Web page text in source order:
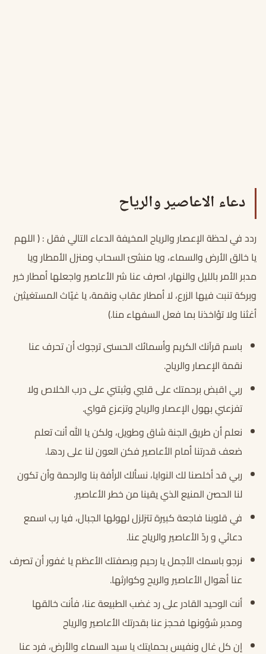
دعاء الاعاصير والرياح
ردد في لحظة الإعصار والرياح المخيفة الدعاء التالي فقل : ( اللهم
يا خالق الأرض والسماء، ويا منشئ السحاب ومنزل الأمطار ويا
مدبر الأمر بالليل والنهار، اصرف عنا شر الأعاصير واجعلها أمطار خير
وبركة تنبت فيها الزرع، لا أمطار عقاب ونقمة، يا غيّاث المستغيثين
أغثنا ولا تؤاخذنا بما فعل السفهاء منا.)
باسم قرآنك الكريم وأسمائك الحسنى ترجوك أن تحرف عنا
نقمة الإعصار والرياح.
ربي اقبض برحمتك على قلبي وثبتني على درب الخلاص ولا
تفزعني بهول الإعصار والرياح وتزعزع قواي.
نعلم أن طريق الجنة شاق وطويل، ولكن يا الله أنت تعلم
ضعف قدرتنا أمام الأعاصير فكن العون لنا على ردها.
ربي قد أخلصنا لك النوايا، نسألك الرأفة بنا والرحمة وأن تكون
لنا الحصن المنيع الذي يقينا من خطر الأعاصير.
في قلوبنا فاجعة كبيرة تتزلزل لهولها الجبال، فيا رب اسمع
دعائي و ردّ الأعاصير والرياح عنا.
نرجو باسمك الأجمل يا رحيم وبصفتك الأعظم يا غفور أن تصرف
عنا أهوال الأعاصير والريح وكوارثها.
أنت الوحيد القادر على رد غضب الطبيعة عنا، فأنت خالقها
ومدبر شؤونها فحجز عنا بقدرتك الأعاصير والرياح
إن كل غال ونفيس بحمايتك يا سيد السماء والأرض، فرد عنا